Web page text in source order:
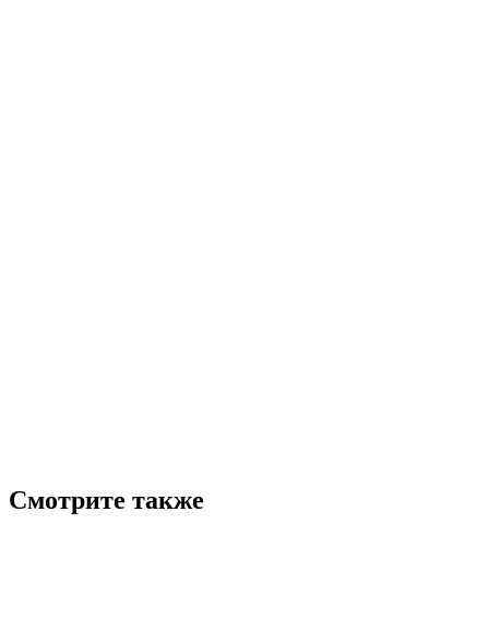
Смотрите также